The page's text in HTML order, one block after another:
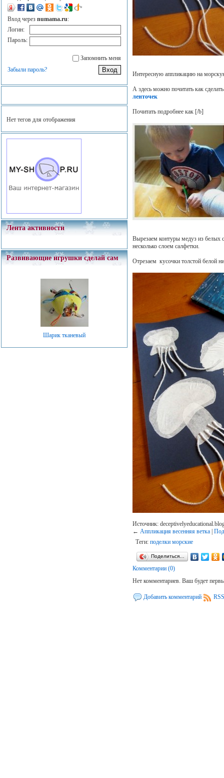
Вход через numama.ru:
Логин:
Пароль:
Запомнить меня
Забыли пароль?
Нет тегов для отображения
Лента активности
Развивающие игрушки сделай сам
Шарик тканевый
Интересную аппликацию на
А здесь можно почитать как
ленточек
Почитать подробнее как [/b]
Вырезаем контуры медуз из белых
несколько слоем салфетки.
Отрезаем кусочки толстой белой
Источник:
← Аппликация весенняя ветка|
Теги: поделки морские
Поделиться…
Комментарии (0)
Нет комментариев. Ваш будет
Добавить комментарий